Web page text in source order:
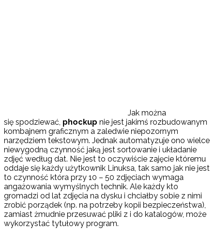
Jak można
się spodziewać, phockup nie jest jakimś rozbudowanym
kombajnem graficznym a zaledwie niepozornym
narzędziem tekstowym. Jednak automatyzuje ono wielce
niewygodną czynność jaką jest sortowanie i układanie
zdjęć według dat. Nie jest to oczywiście zajęcie któremu
oddaje się każdy użytkownik Linuksa, tak samo jak nie jest
to czynność która przy 10 – 50 zdjęciach wymaga
angażowania wymyślnych technik. Ale każdy kto
gromadzi od lat zdjęcia na dysku i chciałby sobie z nimi
zrobić porządek (np. na potrzeby kopii bezpieczeństwa),
zamiast żmudnie przesuwać pliki z i do katalogów, może
wykorzystać tytułowy program.